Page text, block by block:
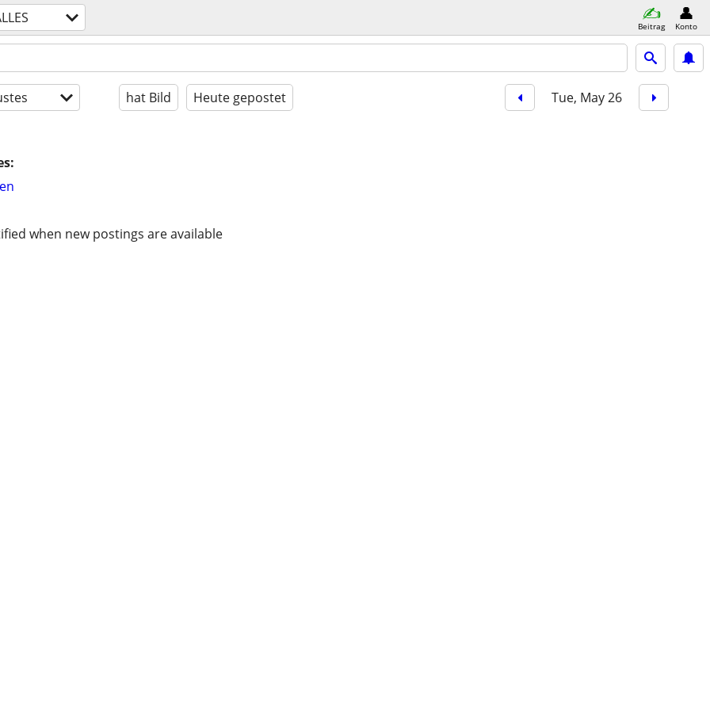
Beitrag Konto
hat Bild Heute gepostet Tue, May 26
when new postings are available